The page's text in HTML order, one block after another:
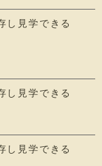
し見学できる
し見学できる
し見学できる